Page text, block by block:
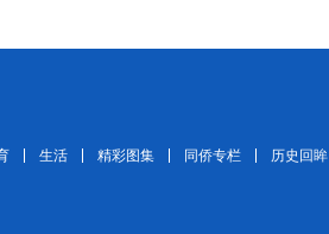
生活 精彩图集 同侨专栏 历史回眸